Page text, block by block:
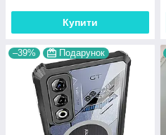
Купити
–39% Подарунок